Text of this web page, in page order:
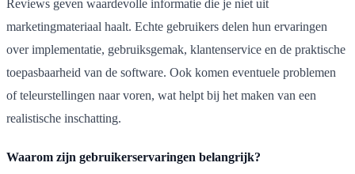
Reviews geven waardevolle informatie die je niet uit
marketingmateriaal haalt. Echte gebruikers delen hun ervaringen
over implementatie, gebruiksgemak, klantenservice en de praktische
toepasbaarheid van de software. Ook komen eventuele problemen
of teleurstellingen naar voren, wat helpt bij het maken van een
realistische inschatting.
Waarom zijn gebruikerservaringen belangrijk?